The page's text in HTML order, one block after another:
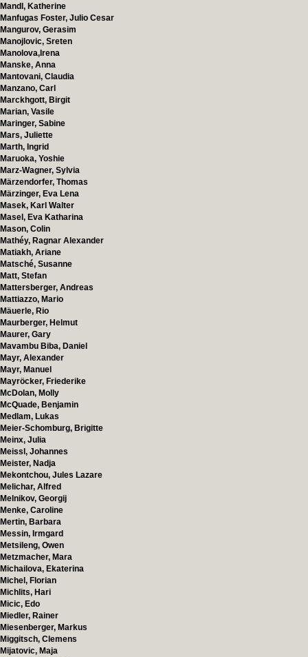
Mandl, Katherine
Manfugas Foster, Julio Cesar
Mangurov, Gerasim
Manojlovic, Sreten
Manolova,Irena
Manske, Anna
Mantovani, Claudia
Manzano, Carl
Marckhgott, Birgit
Marian, Vasile
Maringer, Sabine
Mars, Juliette
Marth, Ingrid
Maruoka, Yoshie
Marz-Wagner, Sylvia
Märzendorfer, Thomas
Märzinger, Eva Lena
Masek, Karl Walter
Masel, Eva Katharina
Mason, Colin
Mathéy, Ragnar Alexander
Matiakh, Ariane
Matsché, Susanne
Matt, Stefan
Mattersberger, Andreas
Mattiazzo, Mario
Mäuerle, Rio
Maurberger, Helmut
Maurer, Gary
Mavambu Biba, Daniel
Mayr, Alexander
Mayr, Manuel
Mayröcker, Friederike
McDolan, Molly
McQuade, Benjamin
Medlam, Lukas
Meier-Schomburg, Brigitte
Meinx, Julia
Meissl, Johannes
Meister, Nadja
Mekontchou, Jules Lazare
Melichar, Alfred
Melnikov, Georgij
Menke, Caroline
Mertin, Barbara
Messin, Irmgard
Metsileng, Owen
Metzmacher, Mara
Michailova, Ekaterina
Michel, Florian
Michlits, Hari
Micic, Edo
Miedler, Rainer
Miesenberger, Markus
Miggitsch, Clemens
Mijatovic, Maja